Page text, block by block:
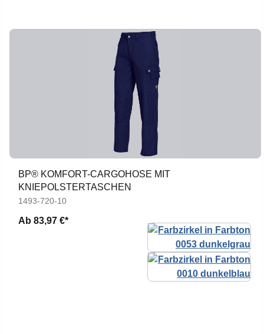
BP® KOMFORT-CARGOHOSE MIT
KNIEPOLSTERTASCHEN
1493-720-10
Ab 83,97 €*